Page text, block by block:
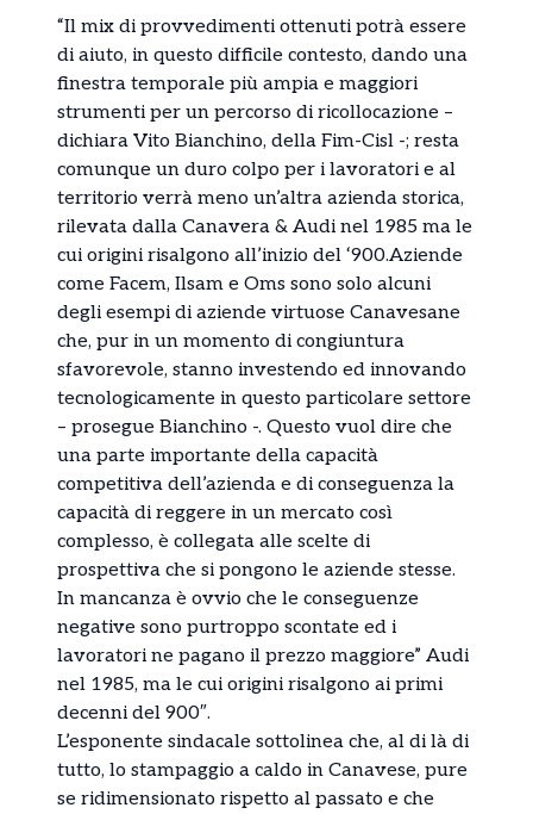
“Il mix di provvedimenti ottenuti potrà essere
di aiuto, in questo difficile contesto, dando una
finestra temporale più ampia e maggiori
strumenti per un percorso di ricollocazione –
dichiara Vito Bianchino, della Fim-Cisl -; resta
comunque un duro colpo per i lavoratori e al
territorio verrà meno un’altra azienda storica,
rilevata dalla Canavera & Audi nel 1985 ma le
cui origini risalgono all’inizio del ‘900.Aziende
come Facem, Ilsam e Oms sono solo alcuni
degli esempi di aziende virtuose Canavesane
che, pur in un momento di congiuntura
sfavorevole, stanno investendo ed innovando
tecnologicamente in questo particolare settore
– prosegue Bianchino -. Questo vuol dire che
una parte importante della capacità
competitiva dell’azienda e di conseguenza la
capacità di reggere in un mercato così
complesso, è collegata alle scelte di
prospettiva che si pongono le aziende stesse.
In mancanza è ovvio che le conseguenze
negative sono purtroppo scontate ed i
lavoratori ne pagano il prezzo maggiore” Audi
nel 1985, ma le cui origini risalgono ai primi
decenni del 900″.
L’esponente sindacale sottolinea che, al di là di
tutto, lo stampaggio a caldo in Canavese, pure
se ridimensionato rispetto al passato e che